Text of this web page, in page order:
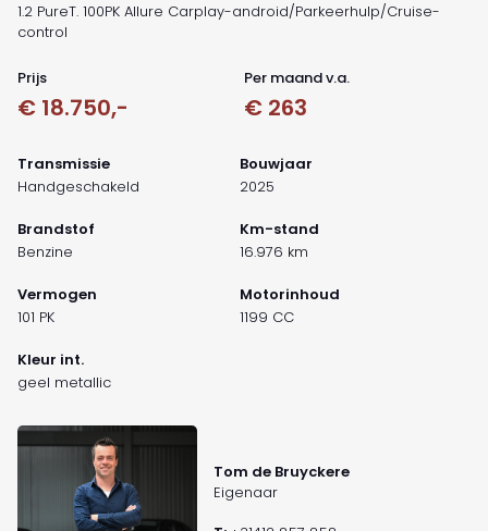
1.2 PureT. 100PK Allure Carplay-android/Parkeerhulp/Cruise-
control
Prijs
€ 18.750,-
Per maand v.a.
€ 263
Transmissie
Handgeschakeld
Bouwjaar
2025
Brandstof
Benzine
Km-stand
16.976 km
Vermogen
101 PK
Motorinhoud
1199 CC
Kleur int.
geel metallic
Tom de Bruyckere
Eigenaar